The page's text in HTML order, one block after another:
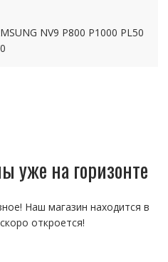
NV9 P800 P1000 PL50
уже на горизонте
Наш магазин находится в
откроется!